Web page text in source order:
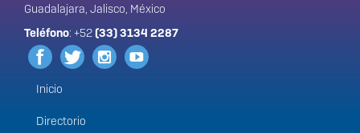
Guadalajara, Jalisco, México
Teléfono: +52(33) 3134 2287
Menú
principal
Inicio
Directorio